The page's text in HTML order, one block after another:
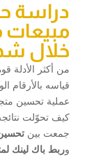
دراسة
خلال
من أكثر الأدلة
قياسه بالأرقام
عملية تحسين
كيف تحوّلت
جمعت بين
وربط باك لينك